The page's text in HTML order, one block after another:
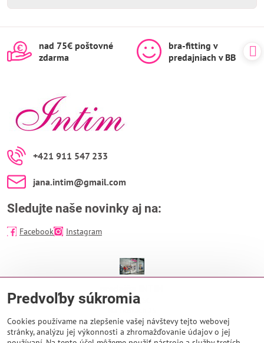
nad 75€ poštovné
zdarma
bra-fitting v
predajniach v BB
+421 911 547 233
jana​.intim​@gmail​.com
Sledujte naše novinky aj na:
Facebook Instagram
EUROPA SC
974 01 Banská Bystrica
Otváracie hodiny:
Predvoľby súkromia
Cookies používame na zlepšenie vašej návštevy tejto webovej
stránky, analýzu jej výkonnosti a zhromažďovanie údajov o jej